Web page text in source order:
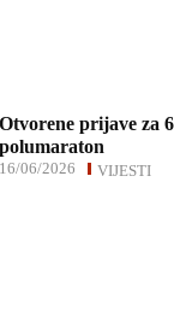
Otvorene prijave za
polumaraton
VIJESTI
16/06/2026